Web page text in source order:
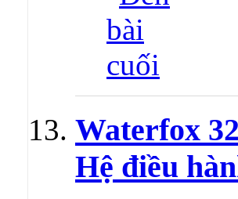
Waterfox
Hệ điều